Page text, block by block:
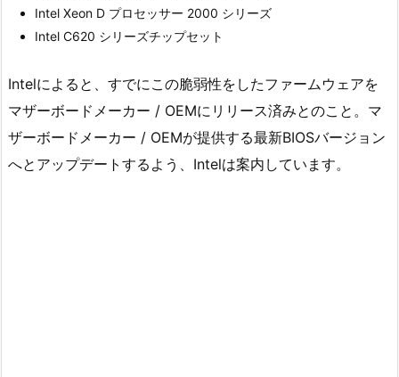
Intel Xeon D プロセッサー 2000 シリーズ
Intel C620 シリーズチップセット
Intelによると、すでにこの脆弱性をしたファームウェアを
マザーボードメーカー / OEMにリリース済みとのこと。マ
ザーボードメーカー / OEMが提供する最新BIOSバージョン
へとアップデートするよう、Intelは案内しています。